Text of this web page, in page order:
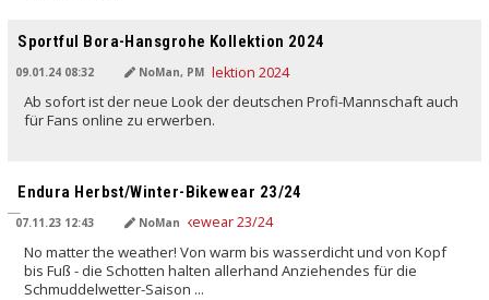
Sportful Bora-Hansgrohe Kollektion 2024
09.01.24 08:32 NoMan, PM
Ab sofort ist der neue Look der deutschen Profi-Mannschaft auch
für Fans online zu erwerben.
Endura Herbst/Winter-Bikewear 23/24
07.11.23 12:43 NoMan
No matter the weather! Von warm bis wasserdicht und von Kopf
bis Fuß - die Schotten halten allerhand Anziehendes für die
Schmuddelwetter-Saison ...